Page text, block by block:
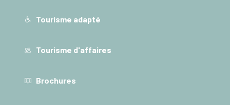
Tourisme adapté
Tourisme d'affaires
Brochures